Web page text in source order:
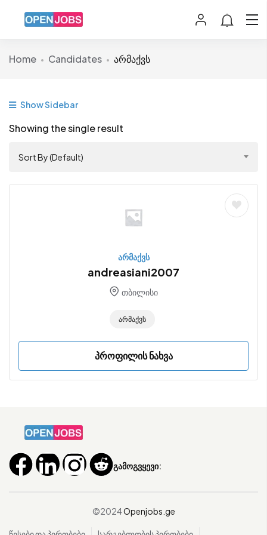
Home Candidates არმაქვს
Show Sidebar
Showing the single result
Sort By (Default)
არმაქვს
andreasiani2007
თბილისი
Არმაქვს
პროფილის ნახვა
გამოგვყევი:
©2024Openjobs.ge